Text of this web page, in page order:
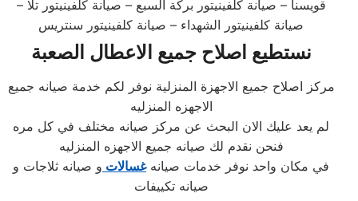
قويسنا – صيانة كلفينيتور بركة السبع – صيانة كلفينيتور تلا –
صيانة كلفينيتور الشهداء – صيانة كلفينيتور سنتريس
نستطيع اصلاح جميع الاعطال الصعبة
مركز اصلاح جميع الاجهزة المنزلية نوفر لكم خدمة صيانه جميع
الاجهزه المنزليه
لم يعد عليك الان البحث عن مركز صيانه مختلف في كل مره
فنحن نقدم لك صيانه جميع الاجهزه المنزليه
في مكان واحد نوفر خدمات صيانهغسالات و صيانه ثلاجات و
صيانه تكييفات